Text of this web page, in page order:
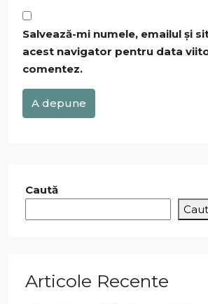
Salvează-mi numele, emailul și
acest navigator pentru data
comentez.
A depune
Caută
Articole Recente